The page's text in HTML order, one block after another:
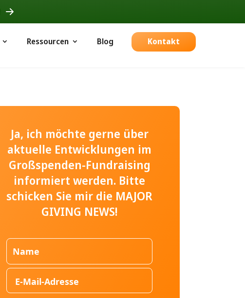
Ressourcen Blog Kontakt
Ja, ich möchte gerne über
aktuelle Entwicklungen im
Großspenden-Fundraising
informiert werden. Bitte
schicken Sie mir die MAJOR
GIVING NEWS!